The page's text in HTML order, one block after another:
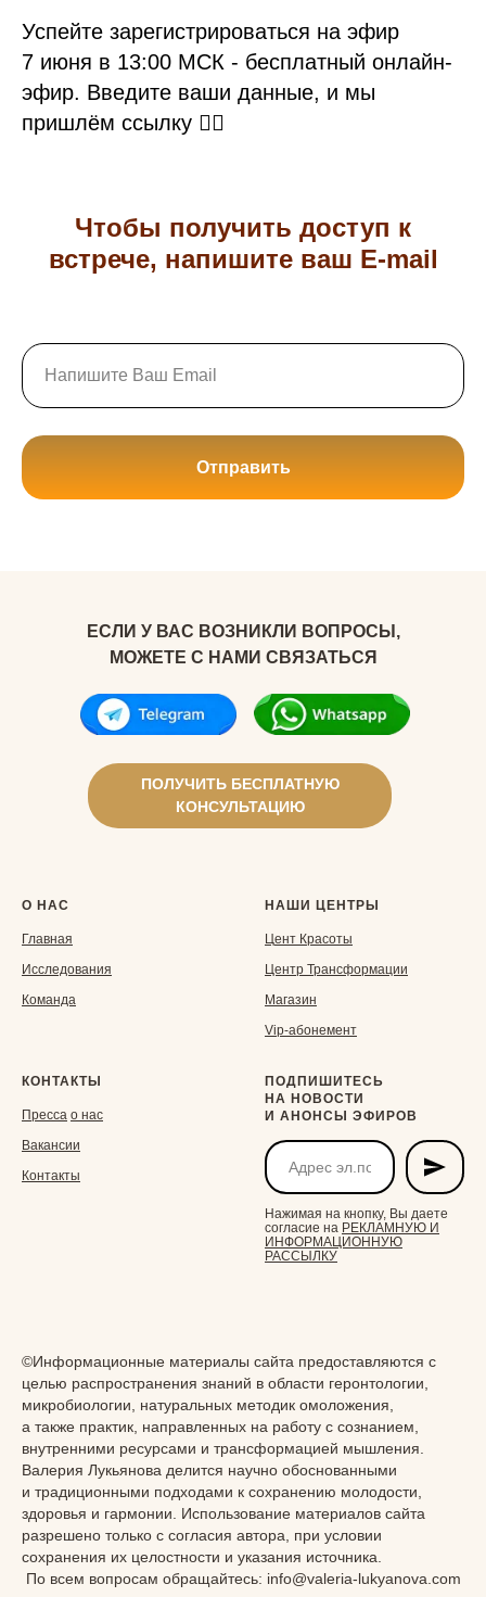
Успейте зарегистрироваться на эфир
7 июня в 13:00 МСК - бесплатный онлайн-
эфир. Введите ваши данные, и мы
пришлём ссылку 👇🏻
Чтобы получить доступ к
встрече, напишите ваш E-mail
Отправить
ПРИОБРЕСТИ VIP- АБОНЕМЕНТ НА 2
ГОДА
ЕСЛИ У ВАС ВОЗНИКЛИ ВОПРОСЫ,
МОЖЕТЕ С НАМИ СВЯЗАТЬСЯ
ПОЛУЧИТЬ БЕСПЛАТНУЮ
КОНСУЛЬТАЦИЮ
О НАС
Главная
Исследования
Команда
НАШИ ЦЕНТРЫ
Цент Красоты
Центр Трансформации
Магазин
Vip-aбонемент
КОНТАКТЫ
Пресса о нас
Вакансии
Контакты
ПОДПИШИТЕСЬ
НА НОВОСТИ
И АНОНСЫ ЭФИРОВ
Нажимая на кнопку, Вы даете
согласие на РЕКЛАМНУЮ И
ИНФОРМАЦИОННУЮ
РАССЫЛКУ
©Информационные материалы сайта предоставляются с
целью распространения знаний в области геронтологии,
микробиологии, натуральных методик омоложения,
а также практик, направленных на работу с сознанием,
внутренними ресурсами и трансформацией мышления.
Валерия Лукьянова делится научно обоснованными
и традиционными подходами к сохранению молодости,
здоровья и гармонии. Использование материалов сайта
разрешено только с согласия автора, при условии
сохранения их целостности и указания источника.
По всем вопросам обращайтесь: info@valeria-lukyanova.com